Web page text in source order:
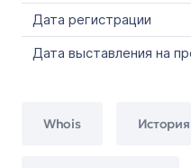
Дата регистрации
Дата выставления на
Whois